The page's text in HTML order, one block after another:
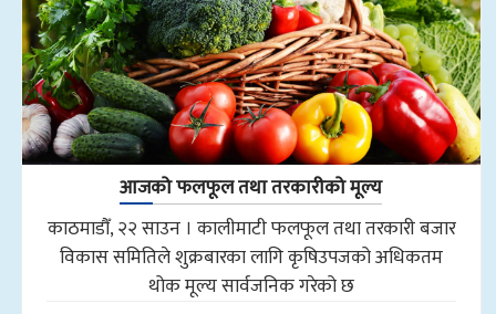
आजको फलफूल तथा तरकारीको मूल्य
काठमाडौँ, २२ साउन । कालीमाटी फलफूल तथा तरकारी बजार
विकास समितिले शुक्रबारका लागि कृषिउपजको अधिकतम
थोक मूल्य सार्वजनिक गरेको छ